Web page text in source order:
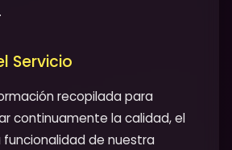
Servicio
recopilada para
continuamente la calidad, el
de nuestra